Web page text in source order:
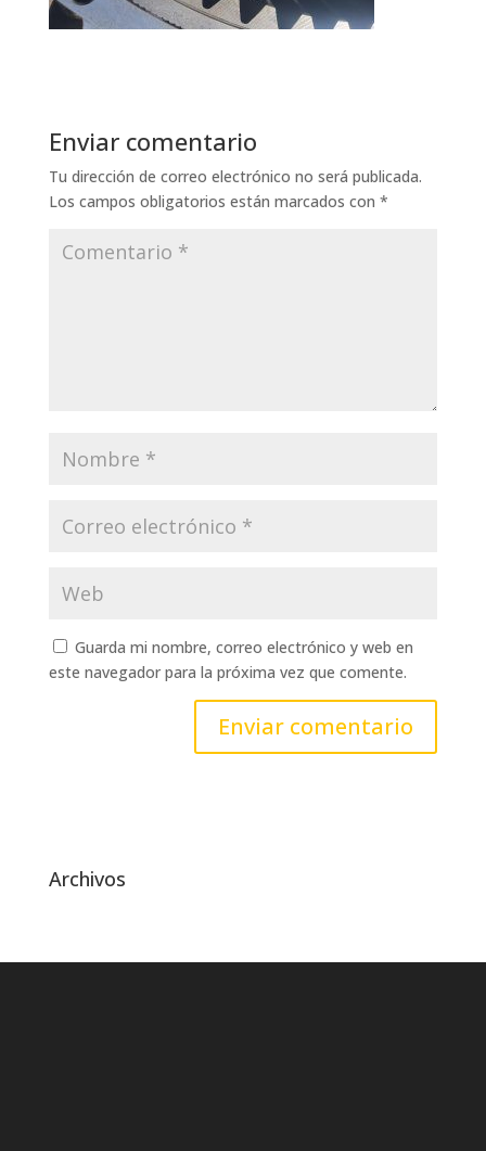
Enviar comentario
Tu dirección de correo electrónico no será publicada.
Los campos obligatorios están marcados con *
Guarda mi nombre, correo electrónico y web en
este navegador para la próxima vez que comente.
Archivos